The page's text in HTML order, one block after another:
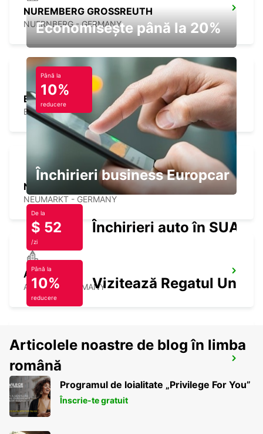
NUREMBERG GROSSREUTH
NUERNBERG - GERMANY
ERLANGEN
ERLANGEN - GERMANY
NEUMARKT
NEUMARKT - GERMANY
AMBERG
AMBERG - GERMANY
BAMBERG
BAMBERG - GERMANY
Economisește până la 20%
Până la
10%
reducere
Închirieri business Europcar
De la
$ 52
/zi
Închirieri auto în SUA
Până la
10%
reducere
Vizitează Regatul Unit
Articolele noastre de blog în limba
română
Programul de loialitate „Privilege For You”
Înscrie-te gratuit